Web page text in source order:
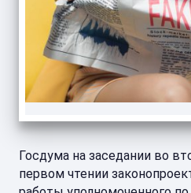
Госдума на заседании во
первом чтении